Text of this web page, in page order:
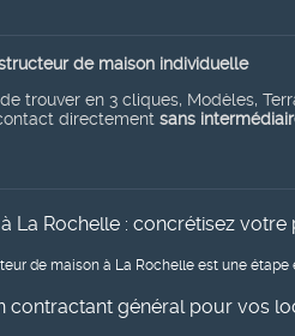
de maison individuelle
trouver en 3 cliques, Modèles,
directement sans
La Rochelle : concrétisez
de maison à La Rochelle est une
contractant général pour vos